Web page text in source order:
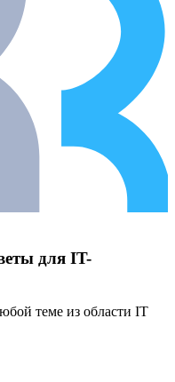
для IT-
теме из области IT